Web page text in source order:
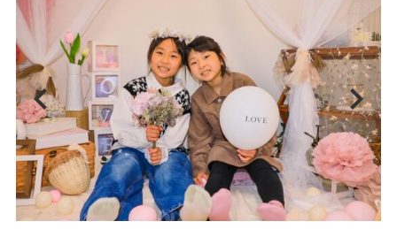
chevron_left chevron_right